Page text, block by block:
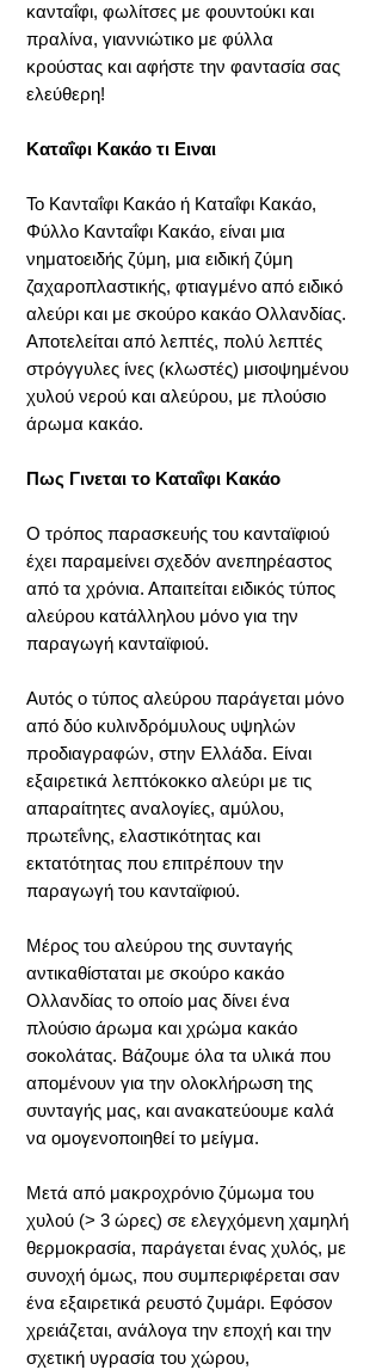
κανταΐφι, φωλίτσες με φουντούκι και
πραλίνα, γιαννιώτικο με φύλλα
κρούστας και αφήστε την φαντασία σας
ελεύθερη!
Καταΐφι Κακάο τι Ειναι
Το Κανταΐφι Κακάο ή Καταΐφι Κακάο,
Φύλλο Κανταΐφι Κακάο, είναι μια
νηματοειδής ζύμη, μια ειδική ζύμη
ζαχαροπλαστικής, φτιαγμένο από ειδικό
αλεύρι και με σκούρο κακάο Ολλανδίας.
Αποτελείται από λεπτές, πολύ λεπτές
στρόγγυλες ίνες (κλωστές) μισοψημένου
χυλού νερού και αλεύρου, με πλούσιο
άρωμα κακάο.
Πως Γινεται το Καταΐφι Κακάο
Ο τρόπος παρασκευής του κανταϊφιού
έχει παραμείνει σχεδόν ανεπηρέαστος
από τα χρόνια. Απαιτείται ειδικός τύπος
αλεύρου κατάλληλου μόνο για την
παραγωγή κανταϊφιού.
Αυτός ο τύπος αλεύρου παράγεται μόνο
από δύο κυλινδρόμυλους υψηλών
προδιαγραφών, στην Ελλάδα. Είναι
εξαιρετικά λεπτόκοκκο αλεύρι με τις
απαραίτητες αναλογίες, αμύλου,
πρωτεΐνης, ελαστικότητας και
εκτατότητας που επιτρέπουν την
παραγωγή του κανταϊφιού.
Μέρος του αλεύρου της συνταγής
αντικαθίσταται με σκούρο κακάο
Ολλανδίας το οποίο μας δίνει ένα
πλούσιο άρωμα και χρώμα κακάο
σοκολάτας. Βάζουμε όλα τα υλικά που
απομένουν για την ολοκλήρωση της
συνταγής μας, και ανακατεύουμε καλά
να ομογενοποιηθεί το μείγμα.
Μετά από μακροχρόνιο ζύμωμα του
χυλού (> 3 ώρες) σε ελεγχόμενη χαμηλή
θερμοκρασία, παράγεται ένας χυλός, με
συνοχή όμως, που συμπεριφέρεται σαν
ένα εξαιρετικά ρευστό ζυμάρι. Εφόσον
χρειάζεται, ανάλογα την εποχή και την
σχετική υγρασία του χώρου,